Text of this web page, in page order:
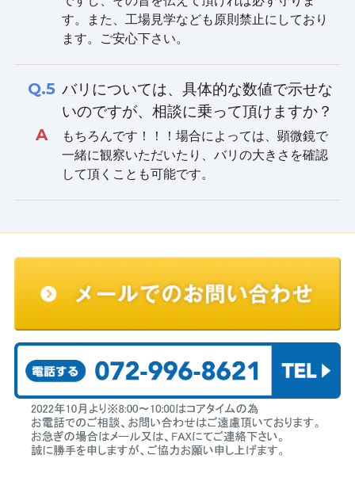
す。また、工場見学なども原則禁止にしており
ます。ご安心下さい。
Q.5 バリについては、具体的な数値で示せな
いのですが、相談に乗って頂けますか？
A
もちろんです！！！場合によっては、顕微鏡で
一緒に観察いただいたり、バリの大きさを確認
して頂くことも可能です。